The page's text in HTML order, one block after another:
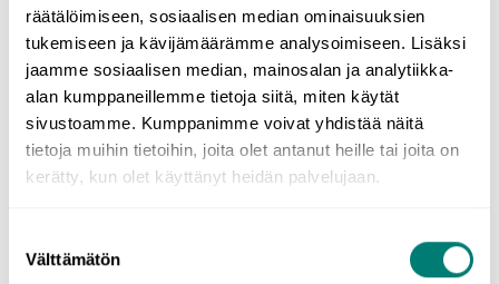
räätälöimiseen, sosiaalisen median ominaisuuksien
tukemiseen ja kävijämäärämme analysoimiseen. Lisäksi
jaamme sosiaalisen median, mainosalan ja analytiikka-
alan kumppaneillemme tietoja siitä, miten käytät
sivustoamme. Kumppanimme voivat yhdistää näitä
tietoja muihin tietoihin, joita olet antanut heille tai joita on
kerätty, kun olet käyttänyt heidän palvelujaan.
valinta
Välttämätön
Kun ymmärrät kieliopin perusteet, opit muodostamaan selkeitä,
johdonmukaisia ja ymmärrettäviä lauseita, ja kommunikointi
englanniksi sujuuhelposti ja tehokkaasti.
WordDivella opit kielioppia kätevästi muiden harjoitusten ohessa,
mutta voit tarvittaessa katsoa tärkeimmät englannin kieliopin osa-
alueet avoimilta ja maksuttomiltakielioppisivuiltamme